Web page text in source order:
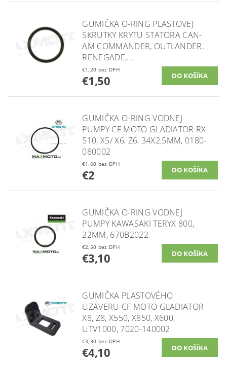
GUMIČKA O-RING PLASTOVEJ
SKRUTKY KRYTU STATORA CAN-
AM COMMANDER, OUTLANDER,
RENEGADE,...
€1,20 bez DPH
€1,50
GUMIČKA O-RING VODNEJ
PUMPY CF MOTO GLADIATOR RX
510, X5/ X6, Z6, 34X2,5MM, 0180-
080002
€1,60 bez DPH
€2
GUMIČKA O-RING VODNEJ
PUMPY KAWASAKI TERYX 800,
22MM, 670B2022
€2,50 bez DPH
€3,10
GUMIČKA PLASTOVÉHO
UZÁVERU CF MOTO GLADIATOR
X8, Z8, X550, X850, X600,
UTV1000, 7020-140002
€3,30 bez DPH
€4,10